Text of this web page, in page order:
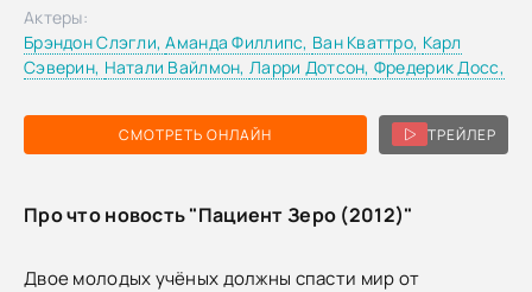
СМОТРЕТЬ ОНЛАЙН ТРЕЙЛЕР
Актеры:
Брэндон Слэгли,Аманда Филлипс, Ван Кваттро, Карл
Сэверин, Натали Вайлмон,Ларри Дотсон, Фредерик Досс,
Про что новость "Пациент Зеро (2012)"
Двое молодых учёных должны спасти мир от